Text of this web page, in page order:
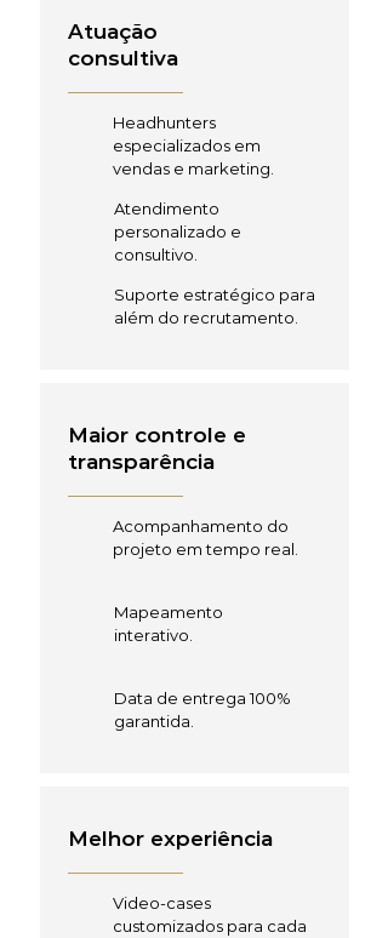
Atuação
consultiva
Headhunters
especializados em
vendas e marketing.
Atendimento
personalizado e
consultivo.
Suporte estratégico para
além do recrutamento.
Maior controle e
transparência
Acompanhamento do
projeto em tempo real.
Mapeamento
interativo.
Data de entrega 100%
garantida.
Melhor experiência
Video-cases
customizados para cada